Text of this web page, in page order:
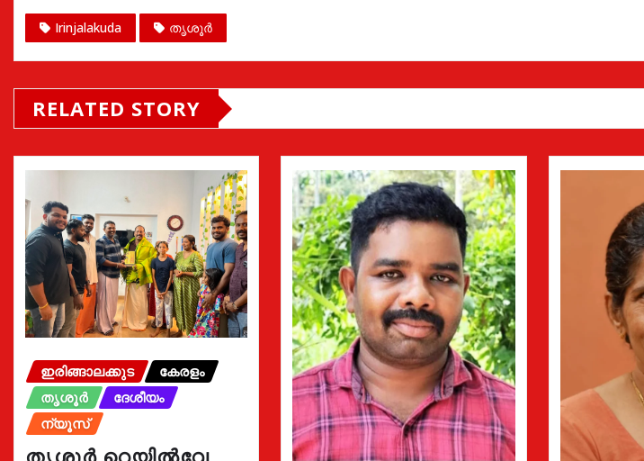
Irinjalakuda തൃശൂർ
RELATED STORY
ഇരിങ്ങാലക്കുട
കേരളം
തൃശൂർ
ദേശീയം
ന്യൂസ്